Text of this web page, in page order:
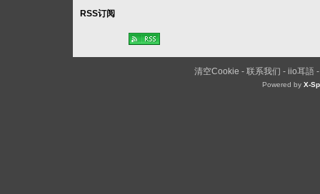
RSS订阅
清空Cookie - 联系我们 - iio耳語
Powered by X-